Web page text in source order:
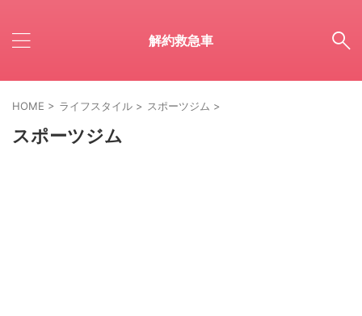
解約救急車
HOME > ライフスタイル > スポーツジム >
スポーツジム